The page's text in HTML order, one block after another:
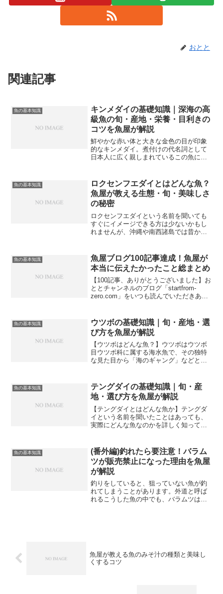
おとと
関連記事
魚の基本知識
キンメダイの基礎知識｜深海の高
級魚の旬・産地・栄養・目利きの
コツを魚屋が解説
鮮やかな赤い体と大きな金色の目が印象
的なキンメダイ。煮付けの代名詞として
日本人に広く親しまれているこの魚につ
説します。キンメダイをより深く知るこ
とで、鮮魚店やスーパーで...
魚の基本知識
ロクセンフエダイとはどんな魚？
魚屋が教える生態・旬・美味しさ
の秘密
ロクセンフエダイという名前を聞いても
すぐにイメージできる方は少ないかもし
れませんが、沖縄や南西諸島では昔から
目を奪われます。今回は魚屋目線でロク
センフエダイの生態・旬・...
魚の基本知識
魚屋ブログ100記事達成！魚屋が
本当に伝えたかったこと総まとめ
【100記事、ありがとうございました】お
ととチャンネルのブログ「startfrom-
zero.com」をいつも読んでいただきあり
した。魚屋として毎日魚と向き合いなが
ら...
魚の基本知識
ウツボの基礎知識｜旬・産地・選
び方を魚屋が解説
【ウツボはどんな魚？】ウツボはウツボ
目ウツボ科に属する海水魚で、その独特
な見た目から「海のギャング」などと呼
覆われています。口には鋭い歯が並んで
おり、獲物を強力な顎で噛...
魚の基本知識
テングダイの基礎知識｜旬・産
地・選び方を魚屋が解説
【テングダイとはどんな魚か】テングダ
イという名前を聞いたことはあっても、
実際にどんな魚なのかを詳しく知ってい
食用魚としての認知度はまだまだ低い魚
です。しかし魚屋の立場か...
魚の基本知識
(番外編)釣れたら要注意！バラム
ツが販売禁止になった理由を魚屋
が解説
釣りをしていると、狙っていない魚が釣
れてしまうことがあります。外道と呼ば
れるこうした魚の中でも、バラムツは特
魚屋が教える魚のみそ汁の種類と美味し
くするコツ